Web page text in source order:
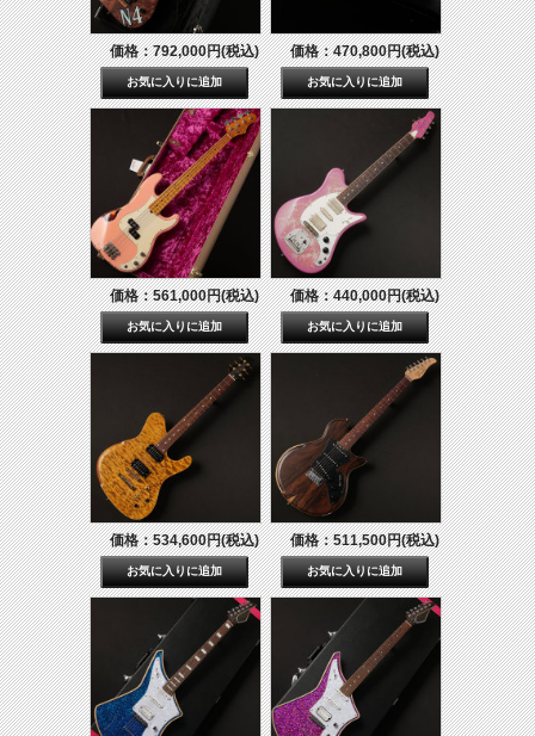
価格：792,000円(税込) 価格：470,800円(税込)
価格：561,000円(税込) 価格：440,000円(税込)
価格：534,600円(税込) 価格：511,500円(税込)